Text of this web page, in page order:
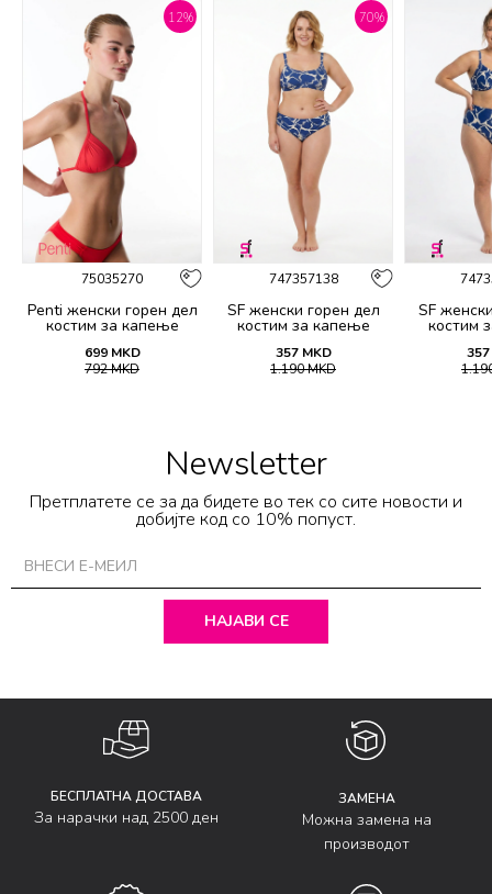
12%
75035270
Penti женски горeн дел
костим за капење
TOP
699 MKD
792MKD
70%
747357138
SF женски горeн дел
костим за капење
357 MKD
1.190MKD
SF
костим
357
Newsletter
Претплатете се за да бидете во тек со сите новости и
добијте код со 10% попуст.
НАЈАВИ СЕ
БЕСПЛАТНА ДОСТАВА
За нарачки над 2500 ден
ЗАМЕНА
Можна замена на
производот